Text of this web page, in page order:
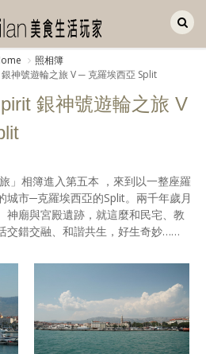
照相簿
神號遊輪之旅 V ─ 克羅埃西亞 Split
銀神號遊輪之旅 V
」相簿進入第五本 ，來到以一整座羅
城市─克羅埃西亞的Split。兩千年歲月
神廟與宮殿遺跡，就這麼和民宅、教
交錯交融、和諧共生，好生奇妙……